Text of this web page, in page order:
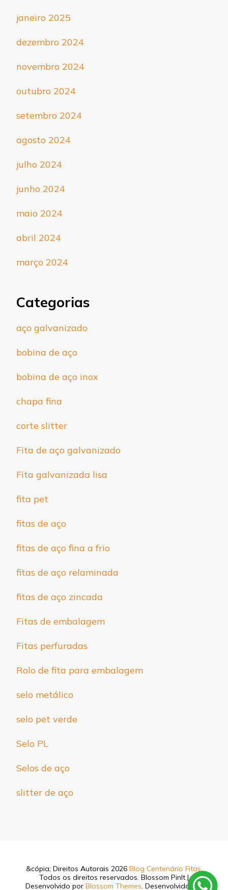
janeiro 2025
dezembro 2024
novembro 2024
outubro 2024
setembro 2024
agosto 2024
julho 2024
junho 2024
maio 2024
abril 2024
março 2024
Categorias
aço galvanizado
bobina de aço
bobina de aço inox
chapa fina
corte slitter
Fita de aço galvanizado
Fita galvanizada lisa
fita pet
fitas de aço
fitas de aço fina a frio
fitas de aço relaminada
fitas de aço zincada
Fitas de embalagem
Fitas perfuradas
Rolo de fita para embalagem
selo metálico
selo pet verde
Selo PL
Selos de aço
slitter de aço
&cópia; Direitos Autorais 2026 Blog Centenário Fitas.
Todos os direitos reservados. Blossom PinIt |
Desenvolvido por Blossom Themes. Desenvolvido por